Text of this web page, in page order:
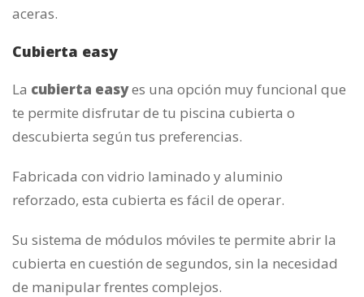
aceras.
Cubierta easy
La cubierta easyes una opción muy funcional que
te permite disfrutar de tu piscina cubierta o
descubierta según tus preferencias.
Fabricada con vidrio laminado y aluminio
reforzado, esta cubierta es fácil de operar.
Su sistema de módulos móviles te permite abrir la
cubierta en cuestión de segundos, sin la necesidad
de manipular frentes complejos.